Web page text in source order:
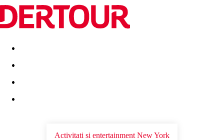
Destinatii Vacanta perfecta OFERTE DE NERATAT
Activitati si entertainment New York